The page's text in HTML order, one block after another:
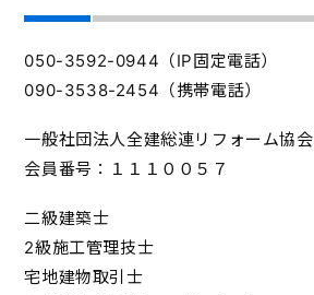
050-3592-0944（IP固定電話）
090-3538-2454（携帯電話）
一般社団法人全建総連リフォーム協会
会員番号：１１１００５７
二級建築士
2級施工管理技士
宅地建物取引士